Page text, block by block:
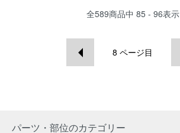
全589商品中 85 - 96表示
8 ページ目
パーツ・部位のカテゴリー